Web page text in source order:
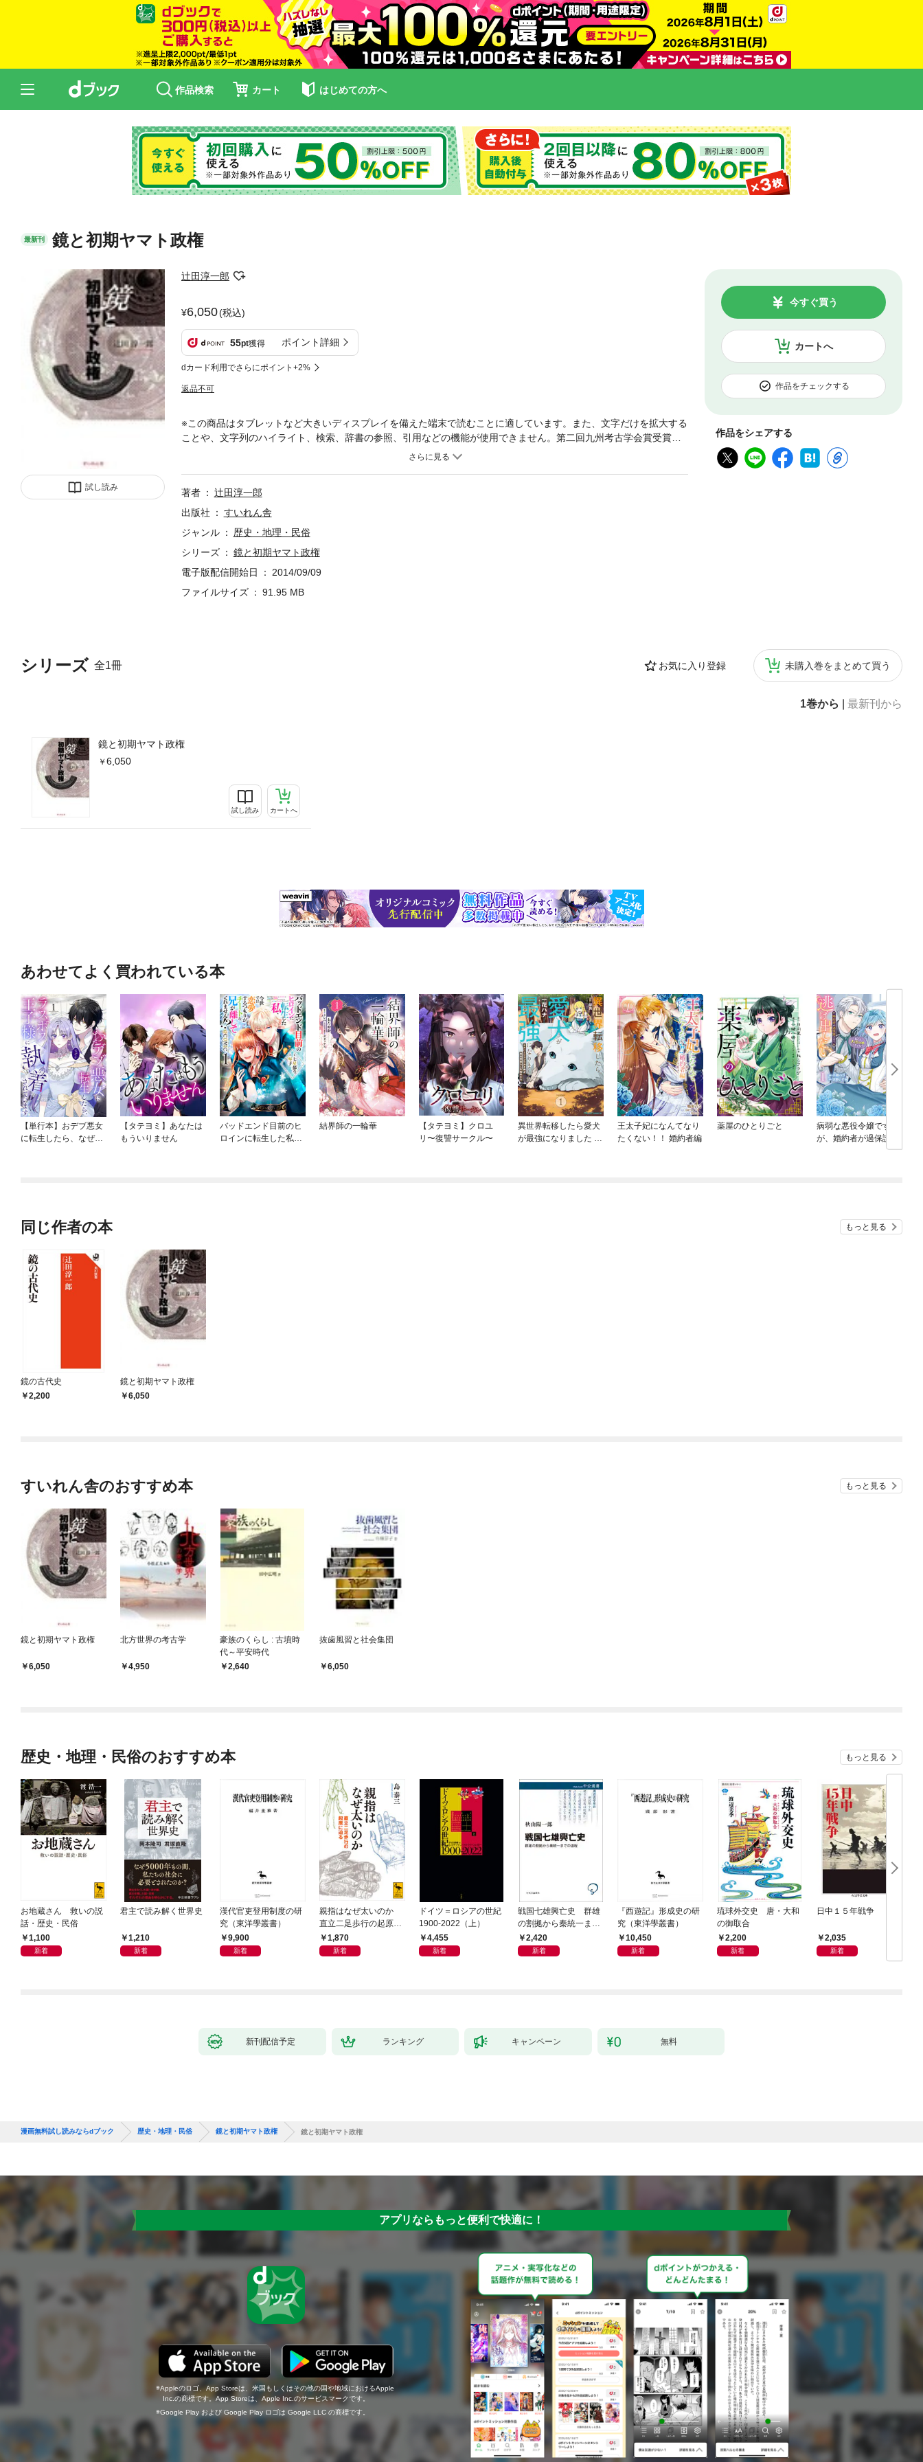
作品検索 カート はじめての方へ
最新刊 鏡と初期ヤマト政権
試し読み
辻田淳一郎
6,050(税込)
55pt獲得 ポイント詳細
dカード利用でさらにポイント+2%
返品不可
カートへ
今すぐ買う
作品をチェックする
作品をシェアする
シリーズ 全1冊 お気に入り登録 未購入巻をまとめて買う
1巻から 最新刊から
鏡と初期ヤマト政権
6,050
試し読み カートへ
※この商品はタブレットなど大きいディスプレイを備えた端末で読むことに適しています。また、文字だけを拡大する
ことや、文字列のハイライト、検索、辞書の参照、引用などの機能が使用できません。第二回九州考古学会賞受賞。
破鏡から完形鏡へ、古墳時代開始論の核心を抉る画期的鏡論。
著者
辻田淳一郎
出版社
すいれん舎
ジャンル
歴史・地理・民俗
シリーズ
鏡と初期ヤマト政権
電子版配信開始日
2014/09/09
ファイルサイズ
91.95 MB
あわせてよく買われている本
【単行本】おデブ悪女
に転生したら、なぜか
【タテヨミ】あなたは
もういりません
バッドエンド目前のヒ
ロインに転生した私、
結界師の一輪華
【タテヨミ】クロユ
リ〜復讐サークル〜
異世界転移したら愛犬
が最強になりました ～
王太子妃になんてなり
たくない！！ 婚約者編
薬屋のひとりごと
病弱な悪役令嬢です
が、婚約者が過保護す
ぎて逃げ出したい(私た
同じ作者の本 もっと見る
鏡の古代史
2,200
鏡と初期ヤマト政権
6,050
すいれん舎のおすすめ本 もっと見る
鏡と初期ヤマト政権
6,050
北方世界の考古学
4,950
豪族のくらし : 古墳時
代～平安時代
2,640
抜歯風習と社会集団
6,050
歴史・地理・民俗のおすすめ本 もっと見る
お地蔵さん 救いの説
話・歴史・民俗
1,100
新着
君主で読み解く世界史
1,210
新着
漢代官吏登用制度の研
究（東洋學叢書）
9,900
新着
親指はなぜ太いのか
直立二足歩行の起原に
迫る1,870
新着
ドイツ＝ロシアの世紀
1900-2022（上）
4,455
新着
戦国七雄興亡史 群雄
の割拠から秦統一まで
の道程
2,420
新着
『西遊記』形成史の研
究（東洋學叢書）
10,450
新着
琉球外交史 唐・大和
の御取合
2,200
新着
日中１５年戦争
2,035
新着
新刊配信予定 ランキング キャンペーン 無料
漫画無料試し読みならdブック 歴史・地理・民俗 鏡と初期ヤマト政権 鏡と初期ヤマト政権
アプリならもっと便利で快適に！
Appleのロゴ、App Storeは、米国もしくはその他の国や地域におけるApple
Inc.の商標です。App Storeは、Apple Inc.のサービスマークです。
Google Play および Google Play ロゴは Google LLC の商標です。